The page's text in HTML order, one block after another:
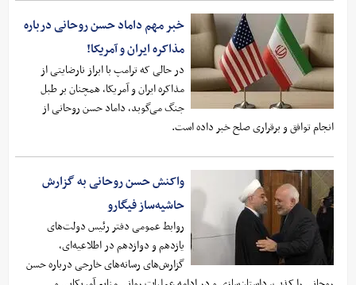
خبر مهم داماد حسن روحانی‌ درباره
مذاکره ایران و آمریکا!
در حالی که ترامپ با ابراز نارضایتی از
مذاکره ایران و آمریکا، همچنان بر طبل
جنگ می‌گوبد، داماد حسن روحانی از
انجام توافق و برقراری صلح خبر داده است.
واکنش حسن روحانی به گزارش
حاشیه‌ساز فیگارو
روابط عمومی دفتر رئیس‌ دولت‌های
یازدهم و دوازدهم در اطلاعیه‌ای،
گزارش‌های رسانه‌های خارجی درباره حسن